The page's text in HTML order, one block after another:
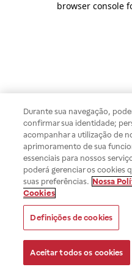
browser console
Durante sua navegação,
confirmar sua identidade;
acompanhar a utilização de
aprimoramento de sua
essenciais para nossos
poderá gerenciar os cookies
suas preferências. Nossa
Cookies
Definições de cookies
Aceitar todos os cookies